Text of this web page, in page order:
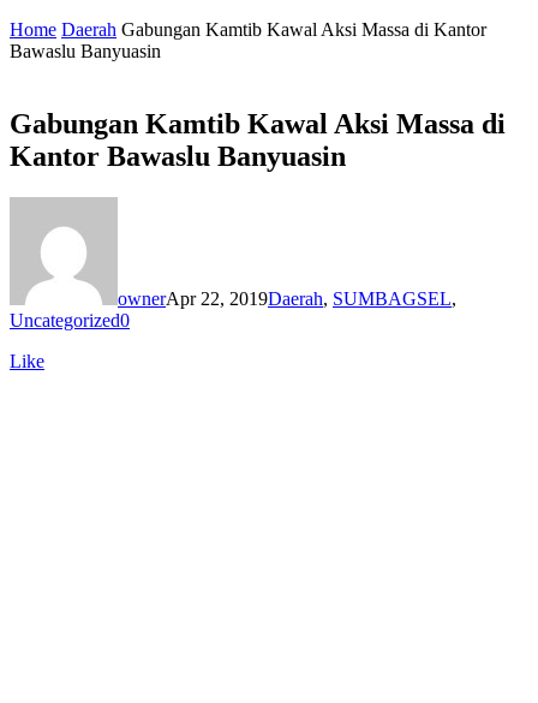
Home Daerah Gabungan Kamtib Kawal Aksi Massa di Kantor
Bawaslu Banyuasin
Gabungan Kamtib Kawal Aksi Massa di
Kantor Bawaslu Banyuasin
ownerApr 22, 2019Daerah, SUMBAGSEL,
Uncategorized0
Like